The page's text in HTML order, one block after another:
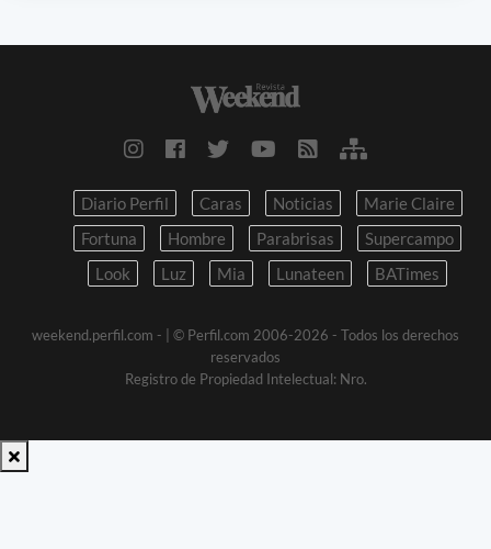
Diario Perfil Caras Noticias
Marie Claire
Fortuna
Hombre Parabrisas
Supercampo
Look
Luz Mia Lunateen BATimes
weekend.perfil.com -
| © Perfil.com 2006-2026 - Todos los derechos
reservados
Registro de Propiedad Intelectual: Nro.